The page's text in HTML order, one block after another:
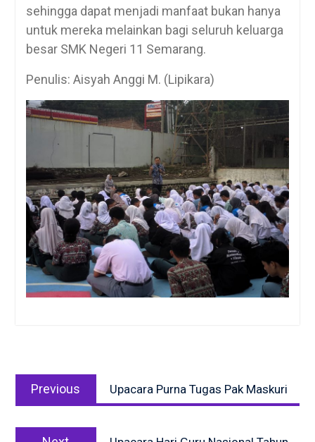
sehingga dapat menjadi manfaat bukan hanya
untuk mereka melainkan bagi seluruh keluarga
besar SMK Negeri 11 Semarang.
Penulis: Aisyah Anggi M. (Lipikara)
navigation
Previous
post:
Upacara Purna Tugas Pak Maskuri